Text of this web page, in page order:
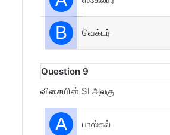
B வெக்டர்
Question 9
விசையின் SI அலகு
A பாஸ்கல்